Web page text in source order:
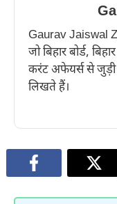
Gaurav Jaiswal
जो बिहार बोर्ड,
करंट अफेयर्स से
लिखते हैं।